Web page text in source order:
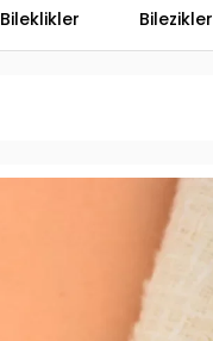
Bileklikler Bilezikler